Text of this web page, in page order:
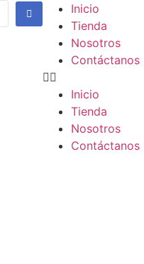
Inicio
Tienda
Nosotros
Contáctanos
Inicio
Tienda
Nosotros
Contáctanos